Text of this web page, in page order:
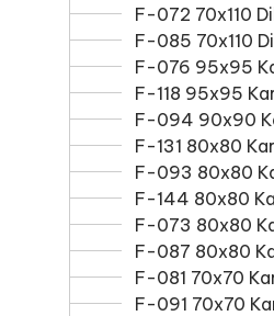
F-072 70x110
F-085 70x110
F-076 95x95
F-118 95x95
F-094 90x90
F-131 80x80
F-093 80x80
F-144 80x80
F-073 80x80
F-087 80x80
F-081 70x70
F-091 70x70